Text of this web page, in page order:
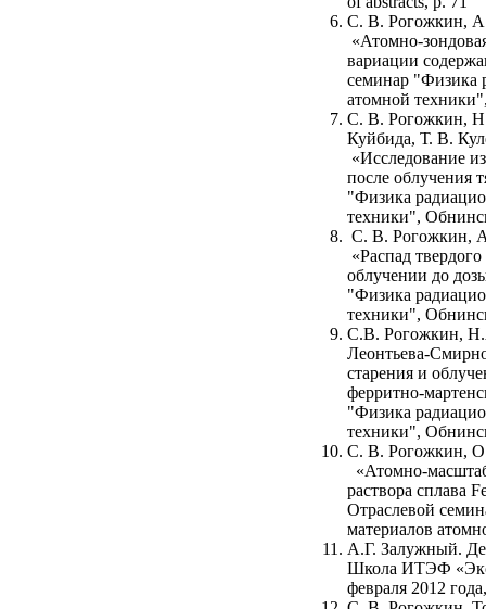
С. В. Рогожкин,
«Атомно-
вариации
семинар "Физика
атомной
С. В. Рогожкин,
Куйбида, Т. В.
«Исследование
после облучения
"Физика
техники",
С. В. Рогожкин,
«Распад
облучении до
"Физика
техники",
С.В. Рогожкин,
Леонтьева-
старения и
ферритно-
"Физика
техники",
С. В. Рогожкин,
«Атомно-
раствора сплава
Отраслевой
материалов
А.Г. Залужный.
Школа ИТЭФ
февраля 2012